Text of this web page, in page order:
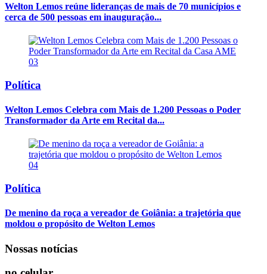
Welton Lemos reúne lideranças de mais de 70 municípios e
cerca de 500 pessoas em inauguração...
03
Política
Welton Lemos Celebra com Mais de 1.200 Pessoas o Poder
Transformador da Arte em Recital da...
04
Política
De menino da roça a vereador de Goiânia: a trajetória que
moldou o propósito de Welton Lemos
Nossas notícias